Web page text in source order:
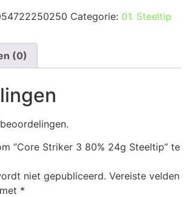
Categorie: 01. Steeltip
(0)
“Core Striker 3 80% 24g Steeltip” te
niet gepubliceerd. Vereiste velden
*